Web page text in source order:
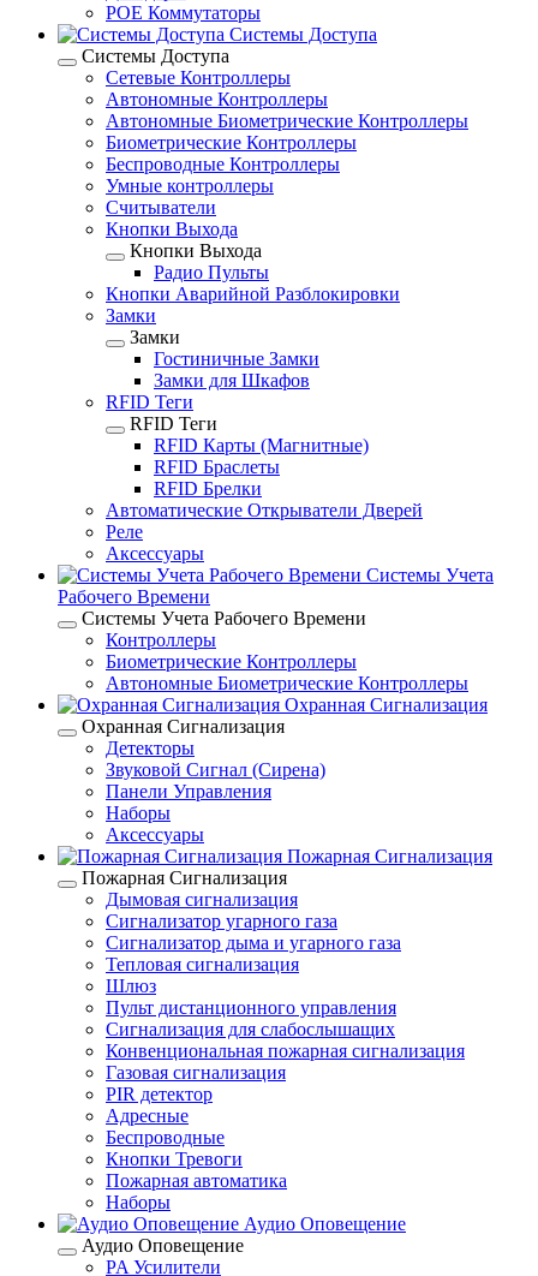
POE Коммутаторы
Системы Доступа
Системы Доступа
Сетевые Контроллеры
Автономные Контроллеры
Автономные Биометрические Контроллеры
Биометрические Контроллеры
Беспроводные Контроллеры
Умные контроллеры
Считыватели
Кнопки Выхода
Кнопки Выхода
Радио Пульты
Кнопки Аварийной Разблокировки
Замки
Замки
Гостиничные Замки
Замки для Шкафов
RFID Теги
RFID Теги
RFID Карты (Магнитные)
RFID Браслеты
RFID Брелки
Автоматические Открыватели Дверей
Реле
Аксессуары
Системы Учета
Рабочего Времени
Системы Учета Рабочего Времени
Контроллеры
Биометрические Контроллеры
Автономные Биометрические Контроллеры
Охранная Сигнализация
Охранная Сигнализация
Детекторы
Звуковой Сигнал (Сирена)
Панели Управления
Наборы
Аксессуары
Пожарная Сигнализация
Пожарная Сигнализация
Дымовая сигнализация
Сигнализатор угарного газа
Сигнализатор дыма и угарного газа
Тепловая сигнализация
Шлюз
Пульт дистанционного управления
Сигнализация для слабослышащих
Конвенциональная пожарная сигнализация
Газовая сигнализация
PIR детектор
Адресные
Беспроводные
Кнопки Тревоги
Пожарная автоматика
Наборы
Аудио Оповещение
Аудио Оповещение
PA Усилители